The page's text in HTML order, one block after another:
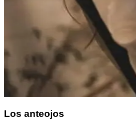
Los anteojos